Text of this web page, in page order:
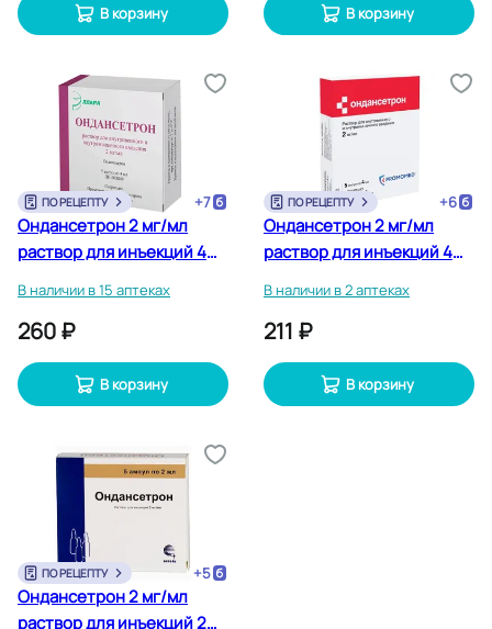
В корзину В корзину
ПО РЕЦЕПТУ +7
Ондансетрон 2 мг/мл
раствор для инъекций 4
В наличии в 15 аптеках
260 ₽
В корзину
ПО РЕЦЕПТУ +6
Ондансетрон 2 мг/мл
раствор для инъекций 4
В наличии в 2 аптеках
211 ₽
В корзину
ПО РЕЦЕПТУ +5
Ондансетрон 2 мг/мл
раствор для инъекций 2